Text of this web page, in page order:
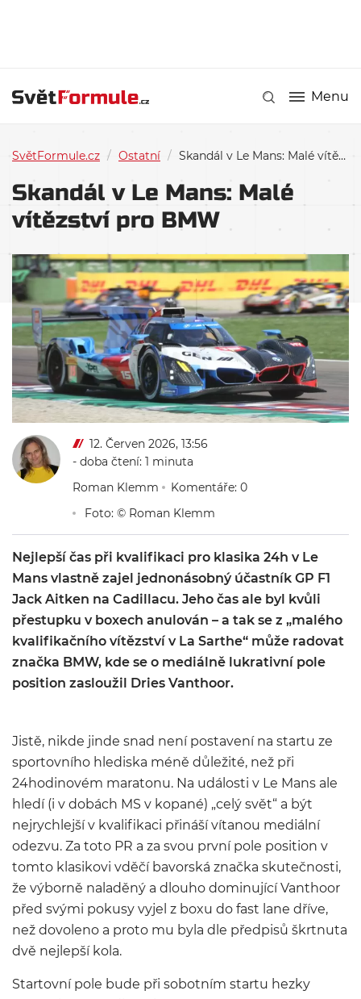
Menu
SvětFormule.cz / Ostatní / Skandál v Le Mans: Malé vítězství pro BMW
Skandál v Le Mans: Malé
vítězství pro BMW
12. Červen 2026, 13:56
- doba čtení: 1 minuta
Roman Klemm
Komentáře: 0
Foto: © Roman Klemm
Nejlepší čas při kvalifikaci pro klasika 24h v Le
Mans vlastně zajel jednonásobný účastník GP F1
Jack Aitken na Cadillacu. Jeho čas ale byl kvůli
přestupku v boxech anulován – a tak se z „malého
kvalifikačního vítězství v La Sarthe“ může radovat
značka BMW, kde se o mediálně lukrativní pole
position zasloužil Dries Vanthoor.
Jistě, nikde jinde snad není postavení na startu ze
sportovního hlediska méně důležité, než při
24hodinovém maratonu. Na události v Le Mans ale
hledí (i v dobách MS v kopané) „celý svět“ a být
nejrychlejší v kvalifikaci přináší vítanou mediální
odezvu. Za toto PR a za svou první pole position v
tomto klasikovi vděčí bavorská značka skutečnosti,
že výborně naladěný a dlouho dominující Vanthoor
před svými pokusy vyjel z boxu do fast lane dříve,
než dovoleno a proto mu byla dle předpisů škrtnuta
dvě nejlepší kola.
Startovní pole bude při sobotním startu hezky